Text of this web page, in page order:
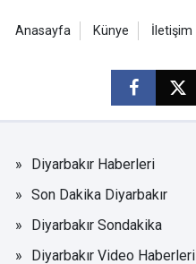
Anasayfa Künye İletişim
Diyarbakır Haberleri
Son Dakika Diyarbakır
Diyarbakır Sondakika
Diyarbakır Video Haberleri